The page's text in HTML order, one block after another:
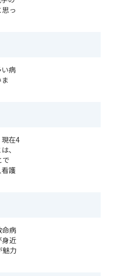
っ
病
在4
、
で
護
命病
身近
魅力